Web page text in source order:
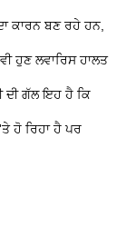
ਕਾਰਨ ਬਣ ਰਹੇ ਹਨ,
ਹੁਣ ਲਵਾਰਿਸ ਹਾਲਤ
ਦੀ ਗੱਲ ਇਹ ਹੈ ਕਿ
ਹੋ ਰਿਹਾ ਹੈ ਪਰ